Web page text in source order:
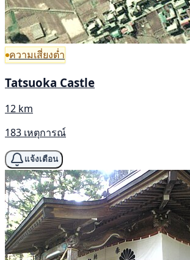
ความเสี่ยงต่ำ
Tatsuoka Castle
12 km
183 เหตุการณ์
แจ้งเตือน